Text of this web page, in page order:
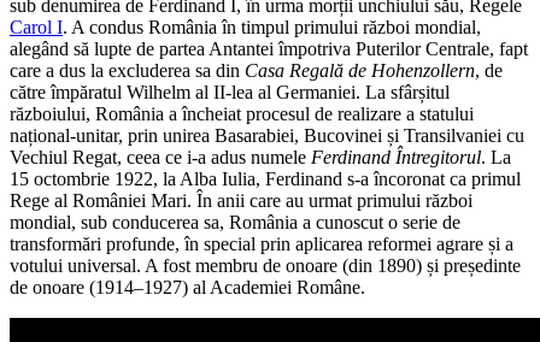
sub denumirea de Ferdinand I, în urma morții unchiului său, Regele
Carol I. A condus România în timpul primului război mondial,
alegând să lupte de partea Antantei împotriva Puterilor Centrale, fapt
care a dus la excluderea sa din Casa Regală de Hohenzollern, de
către împăratul Wilhelm al II-lea al Germaniei. La sfârșitul
războiului, România a încheiat procesul de realizare a statului
național-unitar, prin unirea Basarabiei, Bucovinei și Transilvaniei cu
Vechiul Regat, ceea ce i-a adus numele Ferdinand Întregitorul. La
15 octombrie 1922, la Alba Iulia, Ferdinand s-a încoronat ca primul
Rege al României Mari. În anii care au urmat primului război
mondial, sub conducerea sa, România a cunoscut o serie de
transformări profunde, în special prin aplicarea reformei agrare și a
votului universal. A fost membru de onoare (din 1890) și președinte
de onoare (1914–1927) al Academiei Române.